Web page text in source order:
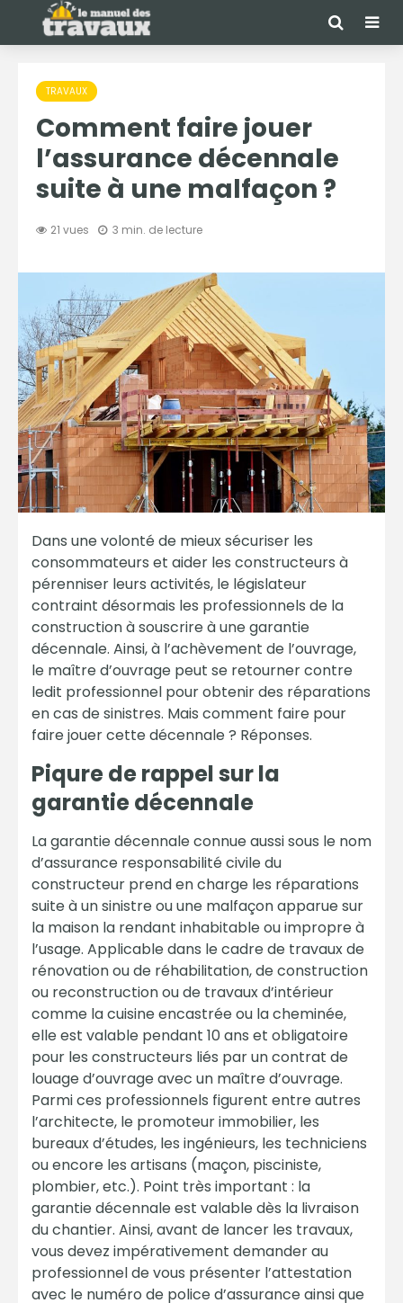
TRAVAUX
Comment faire jouer
l’assurance décennale
suite à une malfaçon ?
21 vues 3 min. de lecture
Dans une volonté de mieux sécuriser les
consommateurs et aider les constructeurs à
pérenniser leurs activités, le législateur
contraint désormais les professionnels de la
construction à souscrire à une garantie
décennale. Ainsi, à l’achèvement de l’ouvrage,
le maître d’ouvrage peut se retourner contre
ledit professionnel pour obtenir des réparations
en cas de sinistres. Mais comment faire pour
faire jouer cette décennale ? Réponses.
Piqure de rappel sur la
garantie décennale
La garantie décennale connue aussi sous le nom
d’assurance responsabilité civile du
constructeur prend en charge les réparations
suite à un sinistre ou une malfaçon apparue sur
la maison la rendant inhabitable ou impropre à
l’usage. Applicable dans le cadre de travaux de
rénovation ou de réhabilitation, de construction
ou reconstruction ou de travaux d’intérieur
comme la cuisine encastrée ou la cheminée,
elle est valable pendant 10 ans et obligatoire
pour les constructeurs liés par un contrat de
louage d’ouvrage avec un maître d’ouvrage.
Parmi ces professionnels figurent entre autres
l’architecte, le promoteur immobilier, les
bureaux d’études, les ingénieurs, les techniciens
ou encore les artisans (maçon, pisciniste,
plombier, etc.). Point très important : la
garantie décennale est valable dès la livraison
du chantier. Ainsi, avant de lancer les travaux,
vous devez impérativement demander au
professionnel de vous présenter l’attestation
avec le numéro de police d’assurance ainsi que